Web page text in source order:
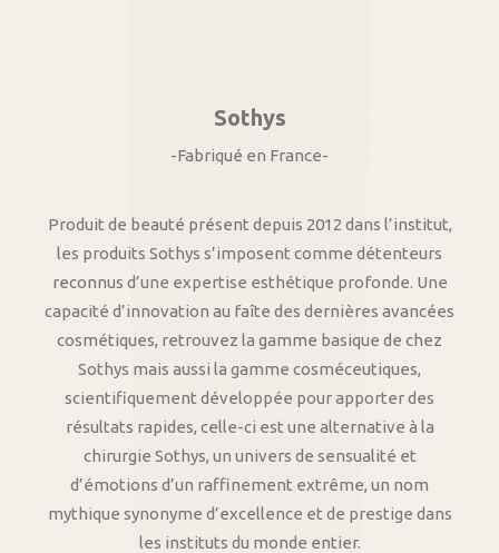
Sothys
-Fabriqué en France-
Produit de beauté présent depuis 2012 dans l’institut,
les produits Sothys s’imposent comme détenteurs
reconnus d’une expertise esthétique profonde. Une
capacité d’innovation au faîte des dernières avancées
cosmétiques, retrouvez la gamme basique de chez
Sothys mais aussi la gamme cosméceutiques,
scientifiquement développée pour apporter des
résultats rapides, celle-ci est une alternative à la
chirurgie Sothys, un univers de sensualité et
d’émotions d’un raffinement extrême, un nom
mythique synonyme d’excellence et de prestige dans
les instituts du monde entier.